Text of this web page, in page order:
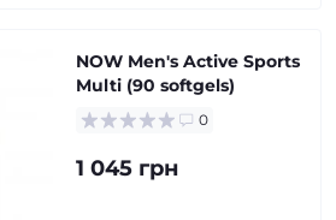
NOW Men's Active Sports
Multi (90 softgels)
0
1 045 грн